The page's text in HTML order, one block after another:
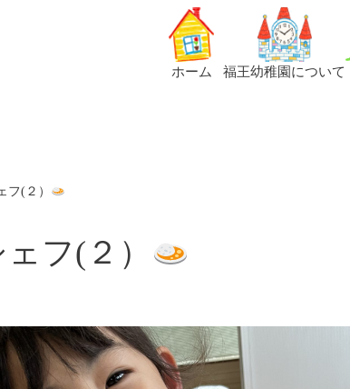
ホーム 福王幼稚園について
フ(２）
フ(２）